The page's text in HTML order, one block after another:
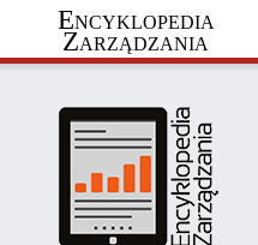
Encyklopedia
Zarządzania